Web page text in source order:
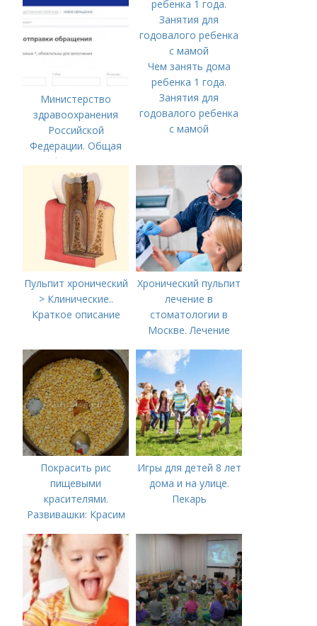
лет»
Министерство
здравоохранения
Российской
Федерации. Общая
информация о
Министерстве
здравоохранения
Российской
Федерации
Чем занять дома
ребенка 1 года.
Занятия для
годовалого ребенка
с мамой
Пульпит хронический
> Клинические..
Краткое описание
Хронический пульпит
лечение в
стоматологии в
Москве. Лечение
Московской области
Покрасить рис
пищевыми
красителями.
Развивашки: Красим
сенсорных
коробочек.
Игры для детей 8 лет
дома и на улице.
Пекарь